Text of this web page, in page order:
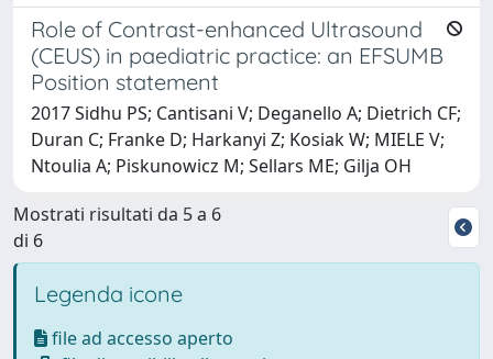
Role of Contrast-enhanced Ultrasound
(CEUS) in paediatric practice: an EFSUMB
Position statement
2017 Sidhu PS; Cantisani V; Deganello A; Dietrich CF;
Duran C; Franke D; Harkanyi Z; Kosiak W; MIELE V;
Ntoulia A; Piskunowicz M; Sellars ME; Gilja OH
Mostrati risultati da 5 a 6
di 6
Legenda icone
file ad accesso aperto